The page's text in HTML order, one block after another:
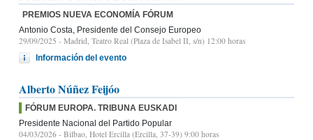
PREMIOS NUEVA ECONOMÍA FÓRUM
Antonio Costa, Presidente del Consejo Europeo
29/09/2025 - Madrid, Teatro Real (Plaza de Isabel II, s/n) 12:00 horas
Información del evento
Alberto Núñez Feijóo
FÓRUM EUROPA. TRIBUNA EUSKADI
Presidente Nacional del Partido Popular
04/03/2026 - Bilbao, Hotel Ercilla (Ercilla, 37-39) 9:00 horas